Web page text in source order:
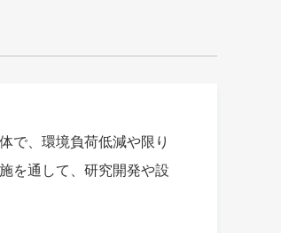
で、環境負荷低減や限り
を通して、研究開発や設